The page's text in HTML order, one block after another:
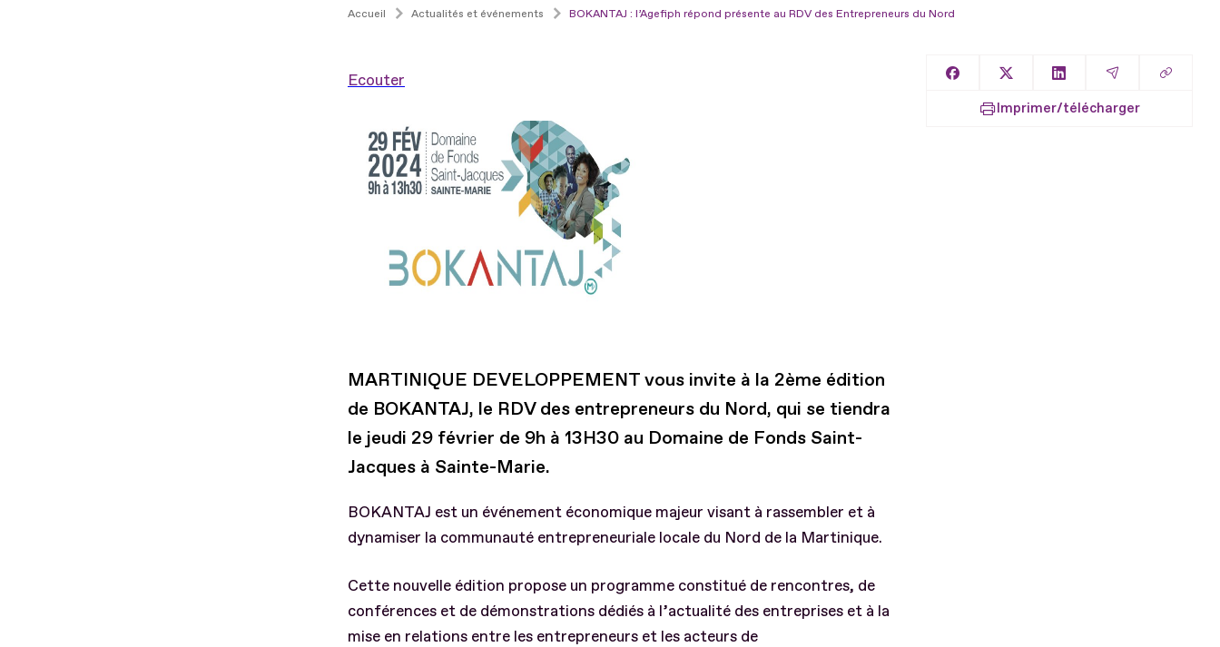
Accueil Actualités et événements BOKANTAJ : l’Agefiph répond présente au RDV des Entrepreneurs du Nord
Ecouter
MARTINIQUE DEVELOPPEMENT vous invite à la 2ème édition
de BOKANTAJ, le RDV des entrepreneurs du Nord, qui se tiendra
le jeudi 29 février de 9h à 13H30 au Domaine de Fonds Saint-
Jacques à Sainte-Marie.
BOKANTAJ est un événement économique majeur visant à rassembler et à
dynamiser la communauté entrepreneuriale locale du Nord de la Martinique.
Cette nouvelle édition propose un programme constitué de rencontres, de
conférences et de démonstrations dédiés à l’actualité des entreprises et à la
mise en relations entre les entrepreneurs et les acteurs de
Partager sur Facebook
Partager sur XPartager sur LinkedIn
Partager par
Copier
Imprimer/télécharger